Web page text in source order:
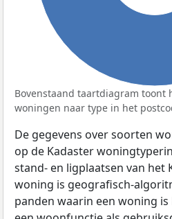
Bovenstaand taartdiagram toont
woningen naar type in het
De gegevens over soorten
op de Kadaster
stand- en ligplaatsen van het
woning is geografisch-
panden waarin een woning